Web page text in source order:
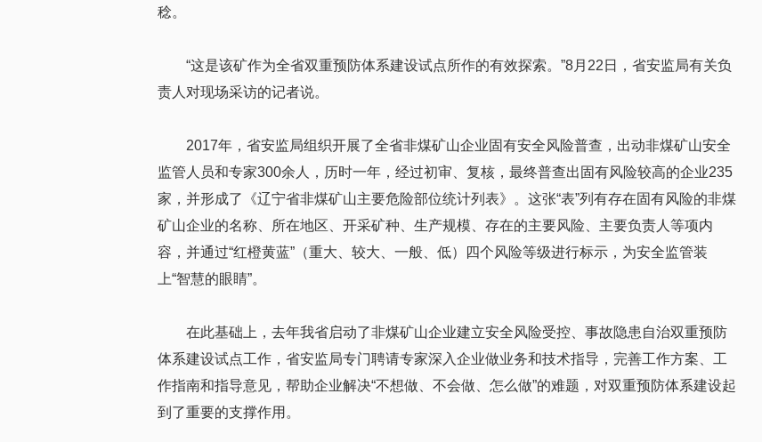
稔。
“这是该矿作为全省双重预防体系建设试点所作的有效探索。”8月22日，省安监局有关负
责人对现场采访的记者说。
2017年，省安监局组织开展了全省非煤矿山企业固有安全风险普查，出动非煤矿山安全
监管人员和专家300余人，历时一年，经过初审、复核，最终普查出固有风险较高的企业235
家，并形成了《辽宁省非煤矿山主要危险部位统计列表》。这张“表”列有存在固有风险的非煤
矿山企业的名称、所在地区、开采矿种、生产规模、存在的主要风险、主要负责人等项内
容，并通过“红橙黄蓝”（重大、较大、一般、低）四个风险等级进行标示，为安全监管装
上“智慧的眼睛”。
在此基础上，去年我省启动了非煤矿山企业建立安全风险受控、事故隐患自治双重预防
体系建设试点工作，省安监局专门聘请专家深入企业做业务和技术指导，完善工作方案、工
作指南和指导意见，帮助企业解决“不想做、不会做、怎么做”的难题，对双重预防体系建设起
到了重要的支撑作用。